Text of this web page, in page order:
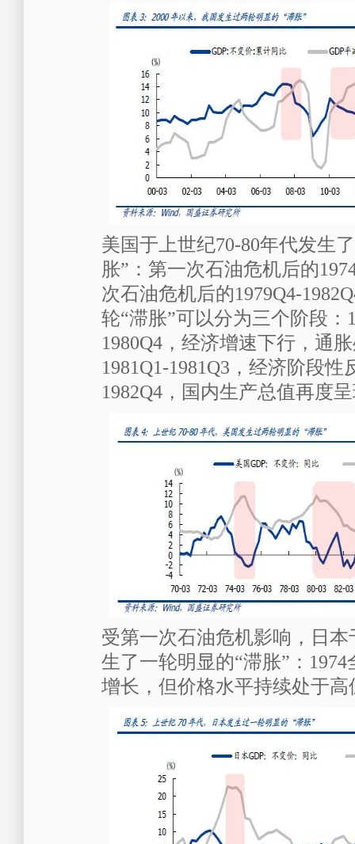
美国于上世纪70-80年代发生
胀”：第一次石油危机后的
次石油危机后的1979Q4-
轮“滞胀”可以分为三个阶段：
1980Q4，经济增速下行，通
1981Q1-1981Q3，经济阶段性
1982Q4，国内生产总值再度
受第一次石油危机影响，日本
生了一轮明显的“滞胀”：
增长，但价格水平持续处于高